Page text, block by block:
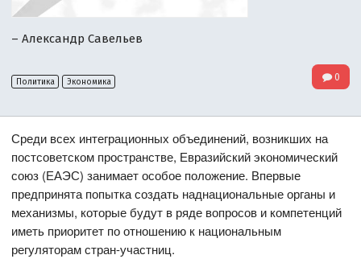
– Александр Савельев
Политика Экономика 0
Среди всех интеграционных объединений, возникших на
постсоветском пространстве, Евразийский экономический
союз (ЕАЭС) занимает особое положение. Впервые
предпринята попытка создать наднациональные органы и
механизмы, которые будут в ряде вопросов и компетенций
иметь приоритет по отношению к национальным
регуляторам стран-участниц.